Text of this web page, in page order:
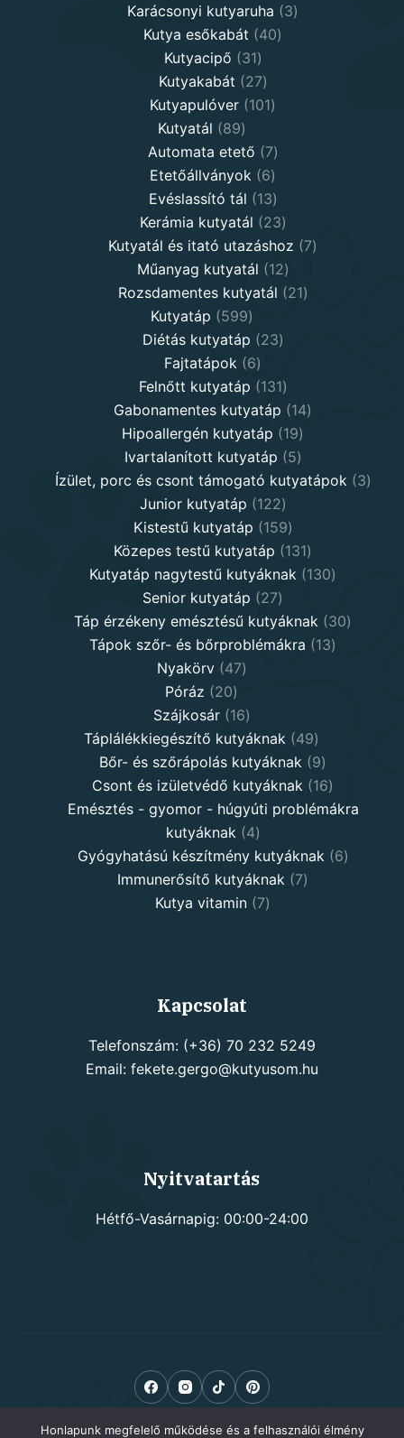
products
Karácsonyi kutyaruha 33
Kutya esőkabát 4040
Kutyacipő 3131
products
Kutyakabát 2727
products
Kutyapulóver 101101
Kutyatál 8989
products
Automata etető 77
products
Etetőállványok 66
products
Evéslassító tál 1313
products
Kerámia kutyatál 2323
products
Kutyatál és itató utazáshoz 77
Műanyag kutyatál 1212
products
Rozsdamentes kutyatál 2121
Kutyatáp 599599
products
Diétás kutyatáp 2323
Fajtatápok 66
products
Felnőtt kutyatáp 131131
products
Gabonamentes kutyatáp 1414
Hipoallergén kutyatáp 1919
products
Ivartalanított kutyatáp 55
products
Ízület, porc és csont támogató kutyatápok 33
Junior kutyatáp 122122
products
Kistestű kutyatáp 159159
products
Közepes testű kutyatáp 131131
products
Kutyatáp nagytestű kutyáknak 130130
Senior kutyatáp 2727
products
Táp érzékeny emésztésű kutyáknak 3030
Tápok szőr- és bőrproblémákra 1313
Nyakörv 4747
Póráz 2020
products
Szájkosár 1616
products
Táplálékkiegészítő kutyáknak 4949
products
Bőr- és szőrápolás kutyáknak 99
products
Csont és izületvédő kutyáknak 1616
products
Emésztés - gyomor - húgyúti problémákra
kutyáknak
44
products
Gyógyhatású készítmény kutyáknak 66
Immunerősítő kutyáknak 77
Kutya vitamin 77
Kapcsolat
Telefonszám: (+36) 70 232 5249
Email: fekete.gergo@kutyusom.hu
Nyitvatartás
Hétfő-Vasárnapig: 00:00-24:00
Honlapunk megfelelő működése és a felhasználói élmény